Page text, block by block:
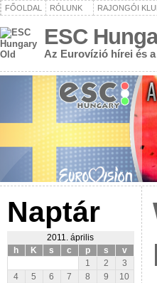
FŐOLDAL RÓLUNK RAJONGÓI
ESC
Az Eurovízió hírei és
Naptár
2011. április
h
K s c p s
v
1
2
3
4
5 6 7 8 9
10